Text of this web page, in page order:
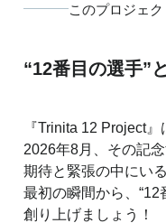
このプロジェ
“12番目の選手”
『Trinita 12 Project
2026年8月、その記
期待と緊張の中にい
最初の瞬間から、
創り上げましょう！